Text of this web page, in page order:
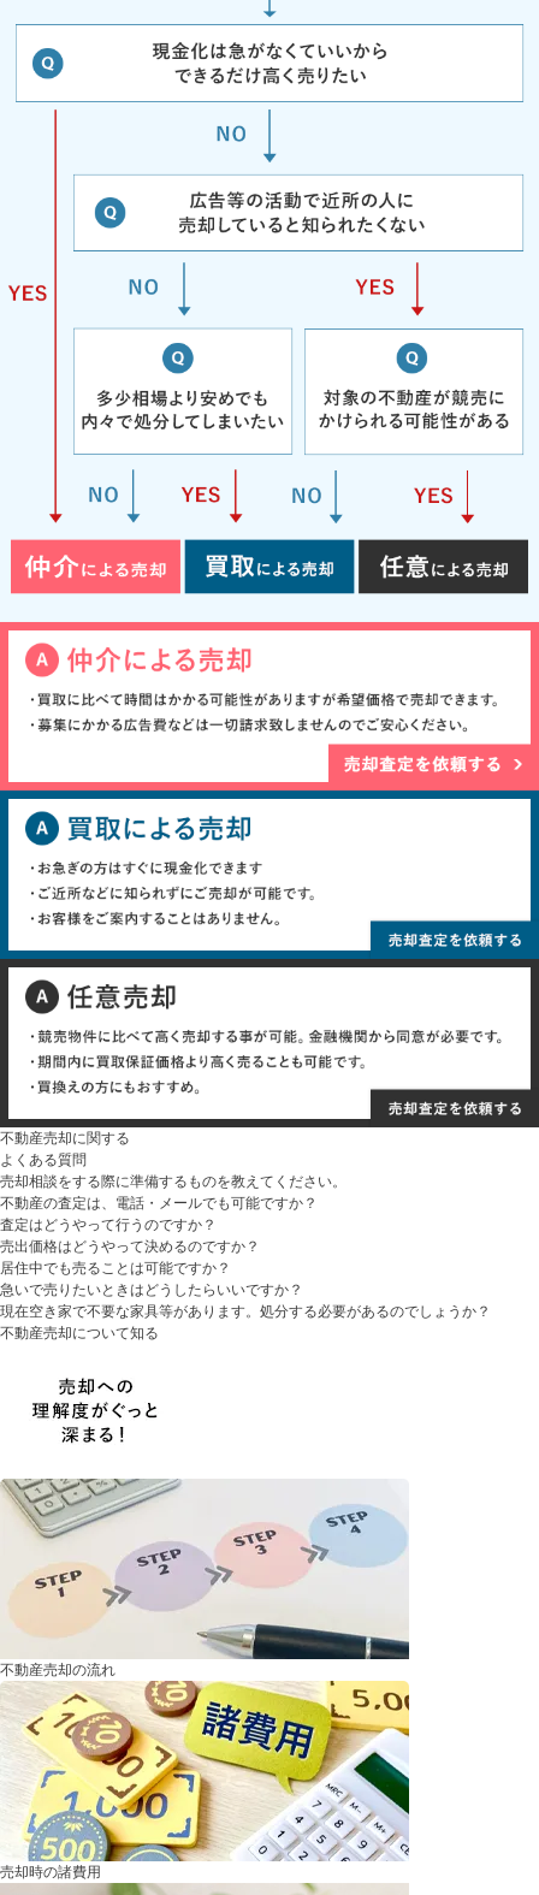
不動産売却に関する
よくある質問
売却相談をする際に準備するものを教えてください。
不動産の査定は、電話・メールでも可能ですか？
査定はどうやって行うのですか？
売出価格はどうやって決めるのですか？
居住中でも売ることは可能ですか？
急いで売りたいときはどうしたらいいですか？
現在空き家で不要な家具等があります。処分する必要があるのでしょうか？
不動産売却について知る
不動産売却の流れ
売却時の諸費用